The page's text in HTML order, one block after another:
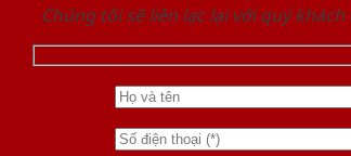
Chúng tôi sẽ liên lạc lại với quý